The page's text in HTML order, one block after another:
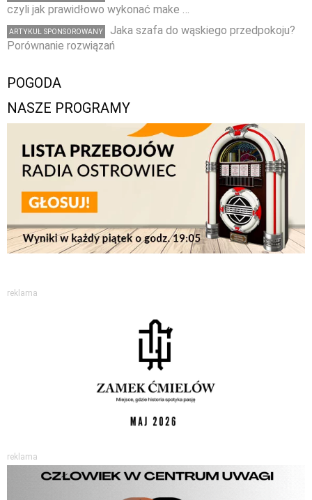
czyli jak prawidłowo wykonać make …
ARTYKUŁ SPONSOROWANY
Jaka szafa do wąskiego przedpokoju?
Porównanie rozwiązań
POGODA
NASZE PROGRAMY
reklama
reklama